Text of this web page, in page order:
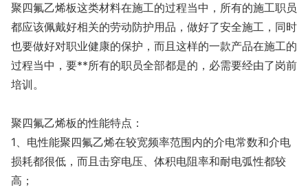
聚四氟乙烯板这类材料在施工的过程当中，所有的施工职员
都应该佩戴好相关的劳动防护用品，做好了安全施工，同时
也要做好对职业健康的保护，而且这样的一款产品在施工的
过程当中，要**所有的职员全部都是的，必需要经由了岗前
培训。
聚四氟乙烯板的性能特点：
1、电性能聚四氟乙烯在较宽频率范围内的介电常数和介电
损耗都很低，而且击穿电压、体积电阻率和耐电弧性都较
高；